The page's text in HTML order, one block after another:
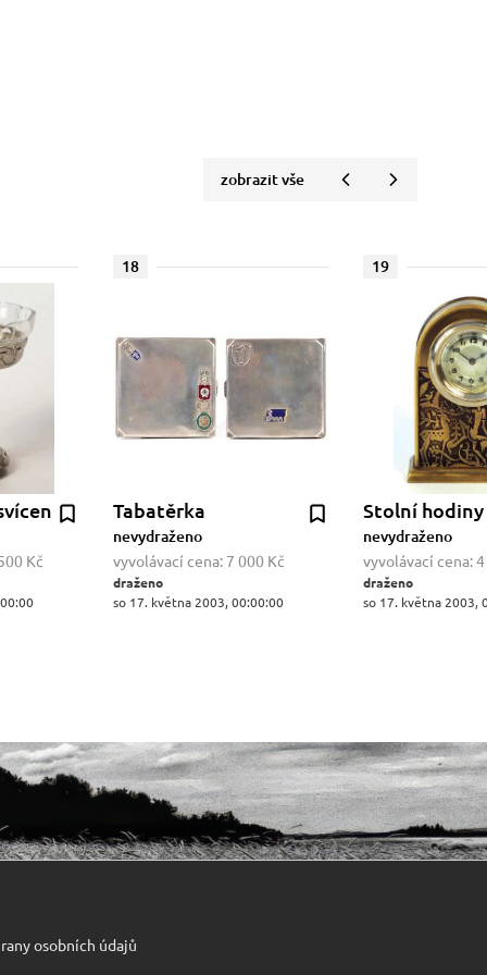
zobrazit vše
Kč
18
Tabatěrka
nevydraženo
vyvolávací cena: 7 000 Kč
draženo
so 17. května 2003, 00:00:00
19
Stolní hodiny
nevydraženo
vyvolávací cena:
draženo
so 17. května 2003,
osobních údajů